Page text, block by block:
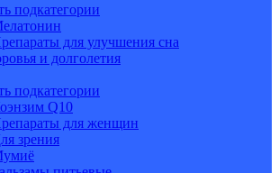
подкатегории
для улучшения сна
и долголетия
подкатегории
Q10
для женщин
зрения